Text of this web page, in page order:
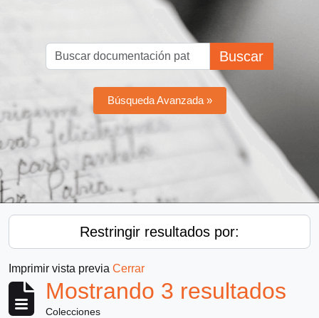
Buscar
Búsqueda Avanzada »
Restringir resultados por:
Imprimir vista previa Cerrar
Mostrando 3 resultados
Colecciones